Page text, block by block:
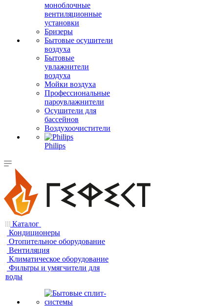
моноблочные
вентиляционные
установки
Бризеры
Бытовые осушители
воздуха
Бытовые
увлажнители
воздуха
Мойки воздуха
Профессиональные
пароувлажнители
Осушители для
бассейнов
Воздухоочистители
Philips
Каталог
Кондиционеры
Отопительное оборудование
Вентиляция
Климатическое оборудование
Фильтры и умягчители для
воды